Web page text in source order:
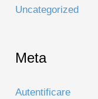
Uncategorized
Meta
Autentificare